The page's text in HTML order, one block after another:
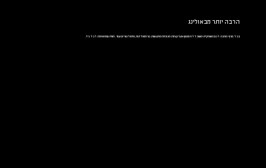
הרבה יותר מבאולינג
בכל סניף מחכה לכם משחקייה משוכללת ומגוון אטרקציות: מכוניות מתנגשות, טרמפולינות, סימולטורים ועוד. חוויה שמתאימה לכל גיל.